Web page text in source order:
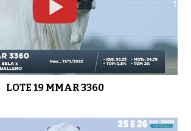
LOTE 19 MMAR 3360